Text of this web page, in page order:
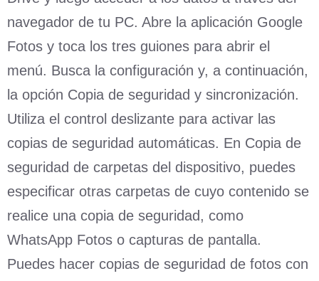
navegador de tu PC. Abre la aplicación Google
Fotos y toca los tres guiones para abrir el
menú. Busca la configuración y, a continuación,
la opción Copia de seguridad y sincronización.
Utiliza el control deslizante para activar las
copias de seguridad automáticas. En Copia de
seguridad de carpetas del dispositivo, puedes
especificar otras carpetas de cuyo contenido se
realice una copia de seguridad, como
WhatsApp Fotos o capturas de pantalla.
Puedes hacer copias de seguridad de fotos con